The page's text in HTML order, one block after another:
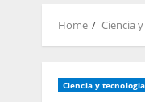
Home Ciencia
Ciencia y tecnologia